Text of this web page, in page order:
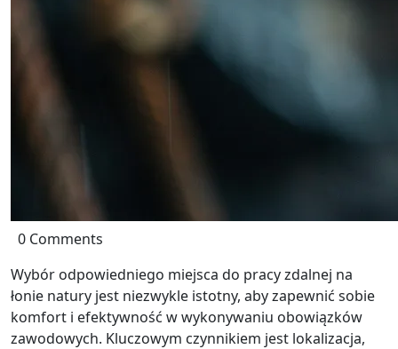
0 Comments
Wybór odpowiedniego miejsca do pracy zdalnej na
łonie natury jest niezwykle istotny, aby zapewnić sobie
komfort i efektywność w wykonywaniu obowiązków
zawodowych. Kluczowym czynnikiem jest lokalizacja,